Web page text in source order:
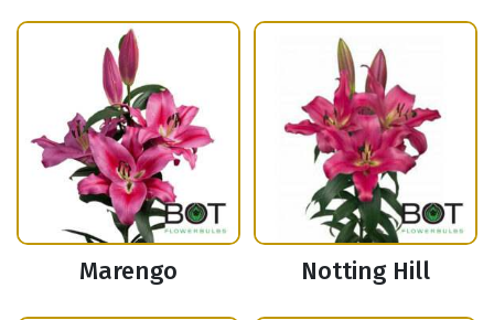
Marengo Notting Hill